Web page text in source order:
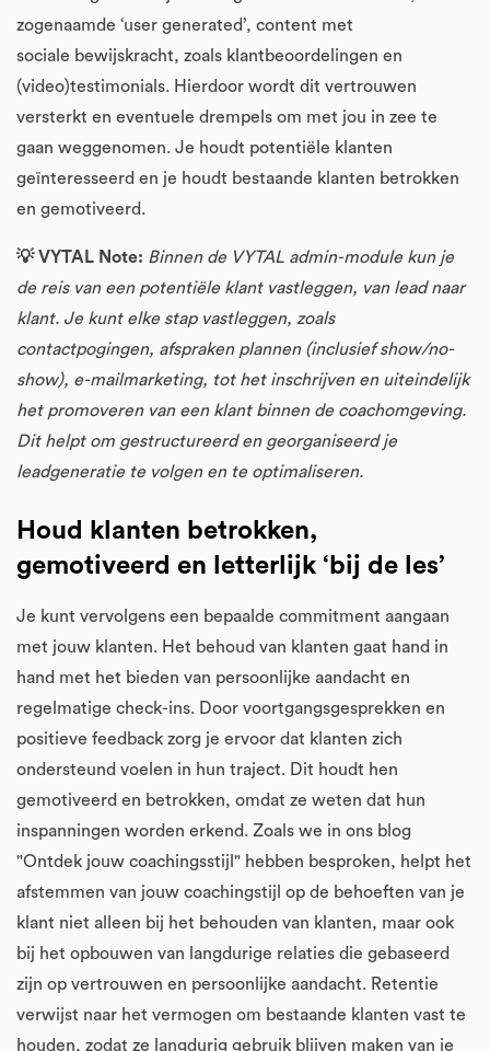
zogenaamde ‘user generated’, content met
sociale bewijskracht, zoals klantbeoordelingen en
(video)testimonials. Hierdoor wordt dit vertrouwen
versterkt en eventuele drempels om met jou in zee te
gaan weggenomen. Je houdt potentiële klanten
geïnteresseerd en je houdt bestaande klanten betrokken
en gemotiveerd.
💡 VYTAL Note: Binnen de VYTAL admin-module kun je
de reis van een potentiële klant vastleggen, van lead naar
klant. Je kunt elke stap vastleggen, zoals
contactpogingen, afspraken plannen (inclusief show/no-
show), e-mailmarketing, tot het inschrijven en uiteindelijk
het promoveren van een klant binnen de coachomgeving.
Dit helpt om gestructureerd en georganiseerd je
leadgeneratie te volgen en te optimaliseren.
Houd klanten betrokken,
gemotiveerd en letterlijk ‘bij de les’
Je kunt vervolgens een bepaalde commitment aangaan
met jouw klanten. Het behoud van klanten gaat hand in
hand met het bieden van persoonlijke aandacht en
regelmatige check-ins. Door voortgangsgesprekken en
positieve feedback zorg je ervoor dat klanten zich
ondersteund voelen in hun traject. Dit houdt hen
gemotiveerd en betrokken, omdat ze weten dat hun
inspanningen worden erkend. Zoals we in ons blog
"Ontdek jouw coachingsstijl" hebben besproken, helpt het
afstemmen van jouw coachingstijl op de behoeften van je
klant niet alleen bij het behouden van klanten, maar ook
bij het opbouwen van langdurige relaties die gebaseerd
zijn op vertrouwen en persoonlijke aandacht. Retentie
verwijst naar het vermogen om bestaande klanten vast te
houden, zodat ze langdurig gebruik blijven maken van je